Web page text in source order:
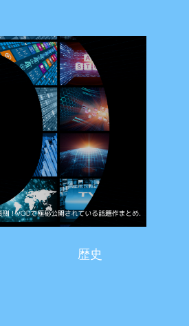
歴史